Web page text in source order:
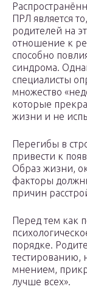
ПРЛ является
родителей на
отношение к
способно
синдрома.
специалисты
множество
которые
жизни и не
Перегибы в
привести к
Образ жизни,
факторы
причин
Перед тем как
порядке.
тестированию,
мнением,
лучше всех».